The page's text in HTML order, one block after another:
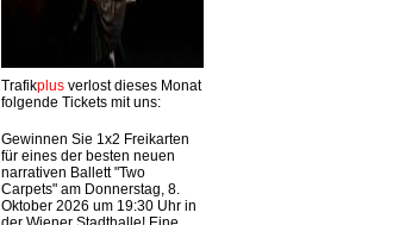
Trafikplusverlost dieses Monat
folgende Tickets mit uns:
Gewinnen Sie 1x2 Freikarten
für eines der besten neuen
narrativen Ballett "Two
Carpets" am Donnerstag, 8.
Oktober 2026 um 19:30 Uhr in